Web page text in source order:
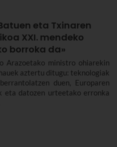
eta Txinaren
XXI. mendeko
borroka da»
Arazoetako ministro ohiarekin
aztertu ditugu: teknologiak
duen, Europaren
eta datozen urteetako erronka